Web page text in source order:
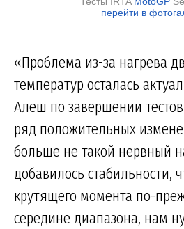
перейти в
«Проблема из-за нагрева
температур осталась
Алеш по завершении
ряд положительных
больше не такой нервный
добавилось стабильности,
крутящего момента по-
середине диапазона, нам